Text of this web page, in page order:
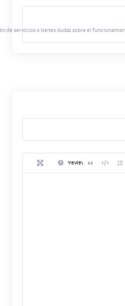
de servicios o tienes dudas sobre el
Preview